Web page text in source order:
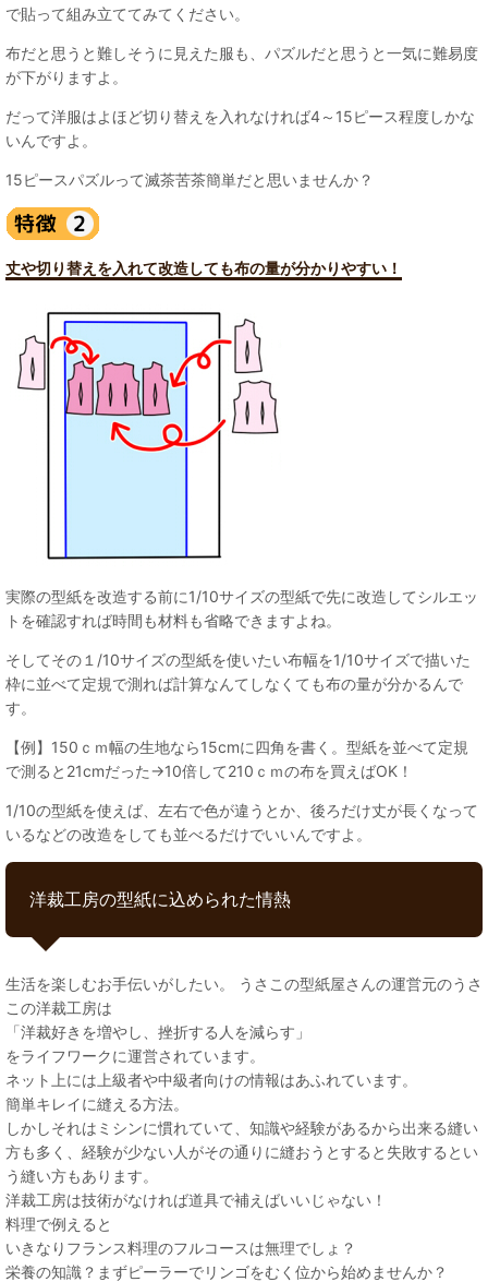
で貼って組み立ててみてください。
布だと思うと難しそうに見えた服も、パズルだと思うと一気に難易度
が下がりますよ。
だって洋服はよほど切り替えを入れなければ4～15ピース程度しかな
いんですよ。
15ピースパズルって滅茶苦茶簡単だと思いませんか？
丈や切り替えを入れて改造しても布の量が分かりやすい！
実際の型紙を改造する前に1/10サイズの型紙で先に改造してシルエッ
トを確認すれば時間も材料も省略できますよね。
そしてその１/10サイズの型紙を使いたい布幅を1/10サイズで描いた
枠に並べて定規で測れば計算なんてしなくても布の量が分かるんで
す。
【例】150ｃｍ幅の生地なら15cmに四角を書く。型紙を並べて定規
で測ると21cmだった→10倍して210ｃｍの布を買えばOK！
1/10の型紙を使えば、左右で色が違うとか、後ろだけ丈が長くなって
いるなどの改造をしても並べるだけでいいんですよ。
洋裁工房の型紙に込められた情熱
生活を楽しむお手伝いがしたい。 うさこの型紙屋さんの運営元のうさ
この洋裁工房は
「洋裁好きを増やし、挫折する人を減らす」
をライフワークに運営されています。
ネット上には上級者や中級者向けの情報はあふれています。
簡単キレイに縫える方法。
しかしそれはミシンに慣れていて、知識や経験があるから出来る縫い
方も多く、経験が少ない人がその通りに縫おうとすると失敗するとい
う縫い方もあります。
洋裁工房は技術がなければ道具で補えばいいじゃない！
料理で例えると
いきなりフランス料理のフルコースは無理でしょ？
栄養の知識？まずピーラーでリンゴをむく位から始めませんか？